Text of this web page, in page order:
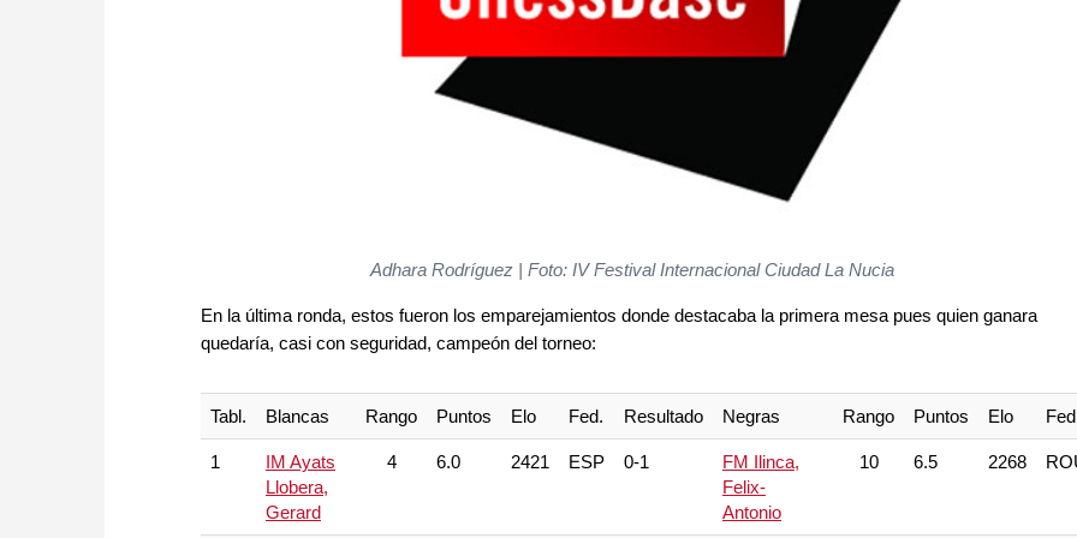
Adhara Rodríguez | Foto: IV Festival Internacional Ciudad La Nucia
En la última ronda, estos fueron los emparejamientos donde destacaba la primera mesa pues quien ganara
quedaría, casi con seguridad, campeón del torneo:
Tabl. Blancas Rango Puntos Elo Fed. Resultado Negras Rango Puntos Elo
1
IM Ayats
Llobera,
Gerard
4 6.0 2421 ESP 0-1
FM Ilinca,
Felix-
Antonio
10 6.5 2268